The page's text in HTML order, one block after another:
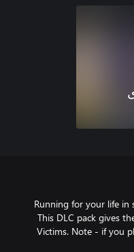
Running for your life in
This DLC pack gives
Victims. Note - if you